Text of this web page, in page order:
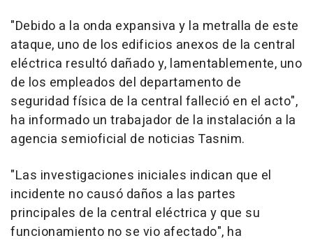
"Debido a la onda expansiva y la metralla de este
ataque, uno de los edificios anexos de la central
eléctrica resultó dañado y, lamentablemente, uno
de los empleados del departamento de
seguridad física de la central falleció en el acto",
ha informado un trabajador de la instalación a la
agencia semioficial de noticias Tasnim.
"Las investigaciones iniciales indican que el
incidente no causó daños a las partes
principales de la central eléctrica y que su
funcionamiento no se vio afectado", ha